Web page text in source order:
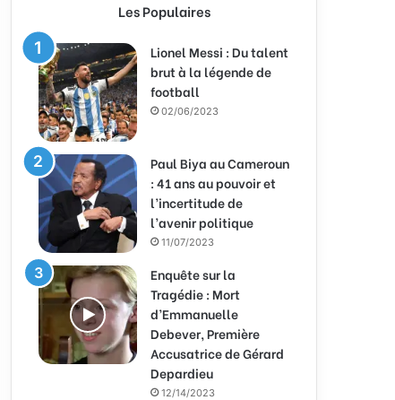
Les Populaires
Lionel Messi : Du talent
brut à la légende de
football
02/06/2023
Paul Biya au Cameroun
: 41 ans au pouvoir et
l’incertitude de
l’avenir politique
11/07/2023
Enquête sur la
Tragédie : Mort
d’Emmanuelle
Debever, Première
Accusatrice de Gérard
Depardieu
12/14/2023